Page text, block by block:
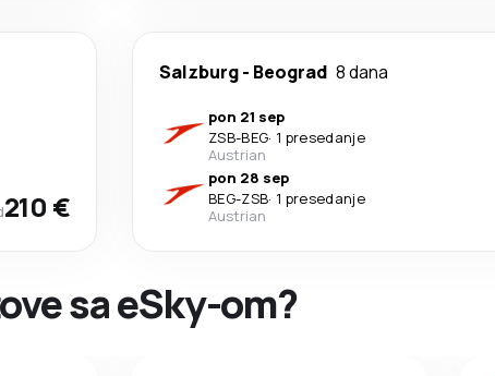
210 €
Salzburg- Beograd 8 dana
pon 21 sep
ZSB-BEG· 1 presedanje
Austrian
pon 28 sep
BEG-ZSB· 1 presedanje
Austrian
sa eSky-om?